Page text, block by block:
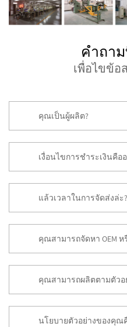
คำถา
เพื่อไขข้
คุณเป็นผู้ผลิต?
เงื่อนไขการชำระเงินคือ
แล้วเวลาในการจัดส่งล่ะ?
คุณสามารถจัดหา OEM ห
คุณสามารถผลิตตามตัวอ
นโยบายตัวอย่างของคุณ